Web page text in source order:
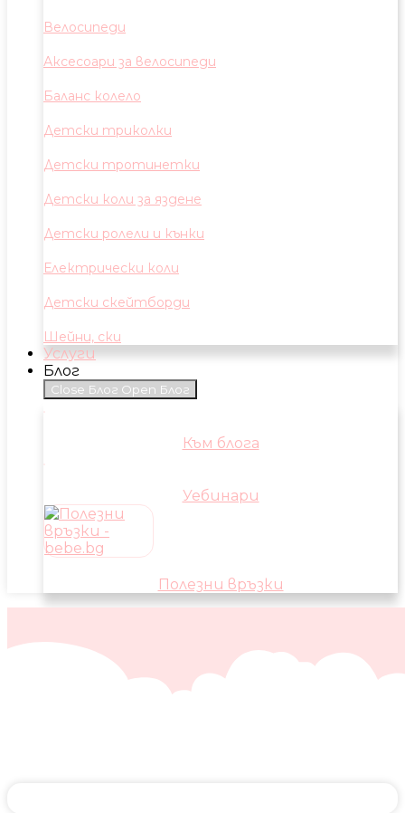
Велосипеди
Аксесоари за велосипеди
Баланс колело
Детски триколки
Детски тротинетки
Детски коли за яздене
Детски ролели и кънки
Електрически коли
Детски скейтборди
Шейни, ски
Услуги
Блог
Close Блог Open Блог
Към блога
Уебинари
Полезни връзки